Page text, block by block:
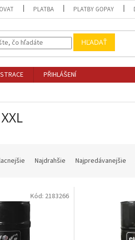
PLATBA PLATBY GOPAY
HĽADAŤ
PŘIHLÁŠENÍ
Najdrahšie Najpredávanejšie
Kód: 2183266